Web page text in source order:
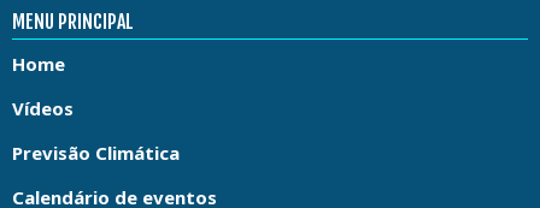
MENU PRINCIPAL
Home
Vídeos
Previsão Climática
Calendário de eventos